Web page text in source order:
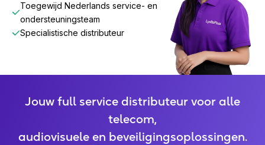
Toegewijd Nederlands service- en
ondersteuningsteam
Specialistische distributeur
Jouw full service distributeur voor alle
telecom,
audiovisuele en beveiligingsoplossingen.